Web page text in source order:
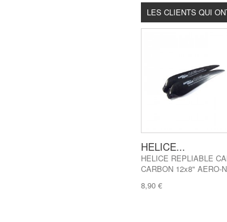
LES CLIENTS QUI
HELICE...
HELICE REPLIABLE
CARBON 12x8" AERO-
8,90 €